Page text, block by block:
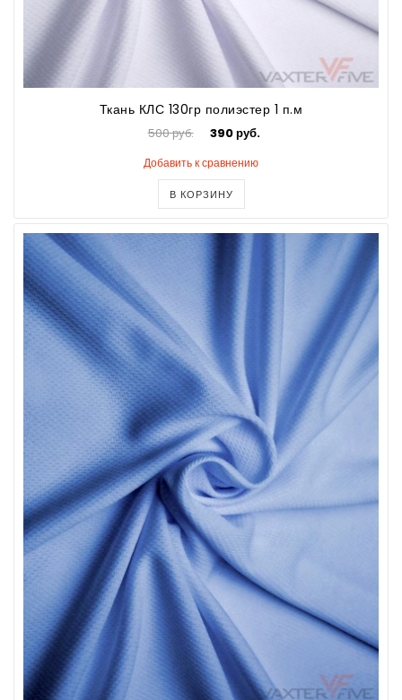
Ткань КЛС 130гр полиэстер 1 п.м
500 руб. 390 руб.
Добавить к сравнению
В КОРЗИНУ